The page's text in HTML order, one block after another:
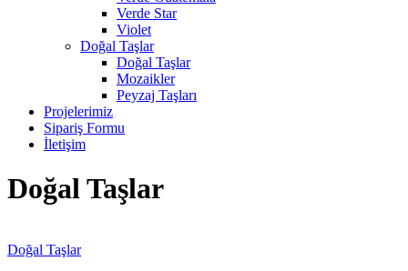
Verde Star
Violet
Doğal Taşlar
Doğal Taşlar
Mozaikler
Peyzaj Taşları
Projelerimiz
Sipariş Formu
İletişim
Doğal Taşlar
Doğal Taşlar